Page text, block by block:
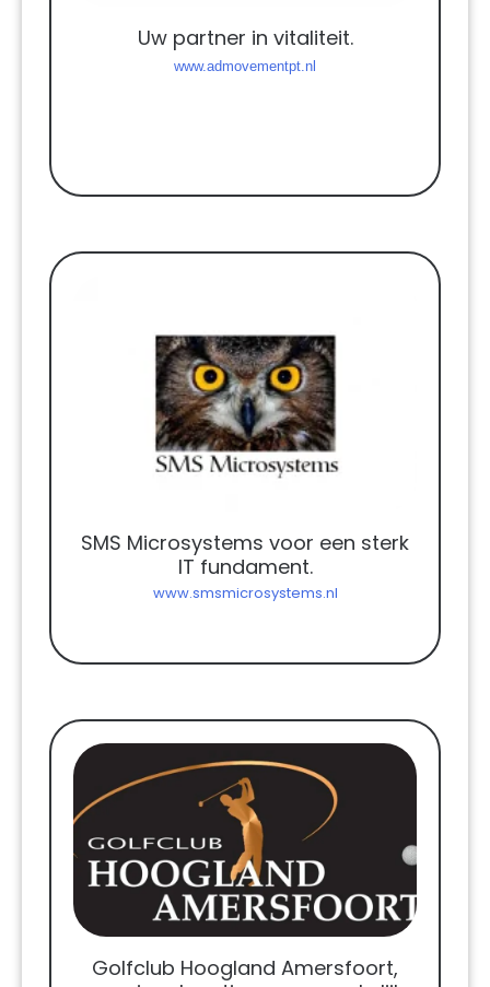
Uw partner in vitaliteit.
www.admovementpt.nl
SMS Microsystems voor een sterk
IT fundament.
www.smsmicrosystems.nl
Golfclub Hoogland Amersfoort,